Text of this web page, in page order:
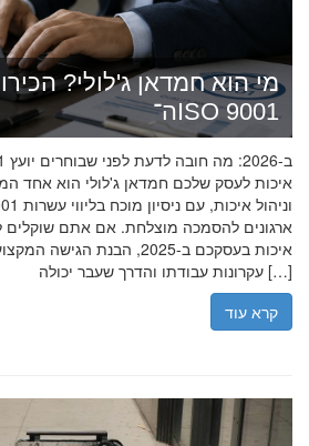
מי הוא חמדאן ג'לולי?
ה־ISO 9001
איכות לעסק שלכם חמדאן ג'לולי הוא אחד
ארגונים להסמכה מוצלחת. אם אתם שוקלים
איכות בעסקכם ב-2025, הבנת
עקרונות עבודתו והדרך שעבר יכולה […]
קרא עוד